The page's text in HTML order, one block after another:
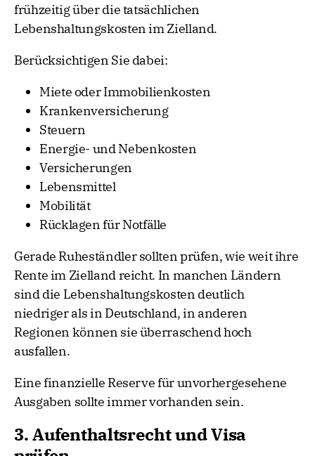
frühzeitig über die tatsächlichen
Lebenshaltungskosten im Zielland.
Berücksichtigen Sie dabei:
Miete oder Immobilienkosten
Krankenversicherung
Steuern
Energie- und Nebenkosten
Versicherungen
Lebensmittel
Mobilität
Rücklagen für Notfälle
Gerade Ruheständler sollten prüfen, wie weit ihre
Rente im Zielland reicht. In manchen Ländern
sind die Lebenshaltungskosten deutlich
niedriger als in Deutschland, in anderen
Regionen können sie überraschend hoch
ausfallen.
Eine finanzielle Reserve für unvorhergesehene
Ausgaben sollte immer vorhanden sein.
3. Aufenthaltsrecht und Visa